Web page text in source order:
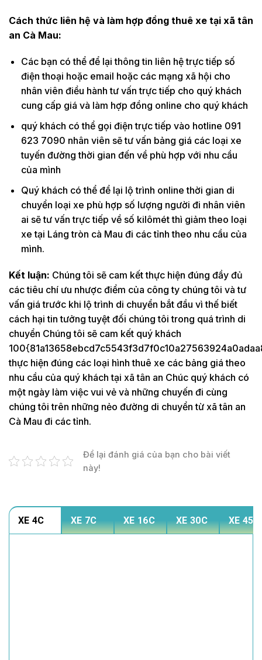
Cách thức liên hệ và làm hợp đồng thuê xe tại xã tân
an Cà Mau:
Các bạn có thể để lại thông tin liên hệ trực tiếp số
điện thoại hoặc email hoặc các mạng xã hội cho
nhân viên điều hành tư vấn trực tiếp cho quý khách
cung cấp giá và làm hợp đồng online cho quý khách
quý khách có thể gọi điện trực tiếp vào hotline 091
623 7090 nhân viên sẽ tư vấn bảng giá các loại xe
tuyến đường thời gian đến về phù hợp với nhu cầu
của mình
Quý khách có thể để lại lộ trình online thời gian di
chuyển loại xe phù hợp số lượng người đi nhân viên
ai sẽ tư vấn trực tiếp về số kilômét thì giảm theo loại
xe tại Láng tròn cà Mau đi các tỉnh theo nhu cầu của
mình.
Kết luận: Chúng tôi sẽ cam kết thực hiện đúng đầy đủ
các tiêu chí ưu nhược điểm của công ty chúng tôi và tư
vấn giá trước khi lộ trình di chuyển bắt đầu vì thế biết
cách hại tin tưởng tuyệt đối chúng tôi trong quá trình di
chuyển Chúng tôi sẽ cam kết quý khách
thực hiện đúng các loại hình thuê xe các bảng giá theo
nhu cầu của quý khách tại xã tân an Chúc quý khách có
một ngày làm việc vui vẻ và những chuyến đi cùng
chúng tôi trên những nẻo đường di chuyển từ xã tân an
Cà Mau đi các tỉnh.
Để lại đánh giá của bạn cho bài viết
này!
XE 4C XE 7C XE 16C XE 30C XE 45C